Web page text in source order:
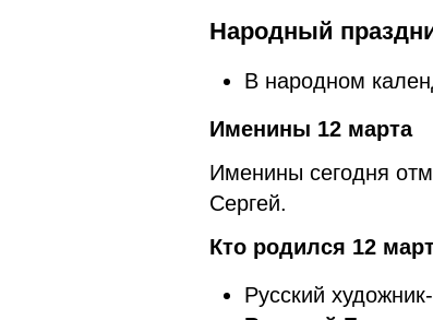
Народный
В народном
Именины 12 марта
Именины сегодня
Сергей.
Кто родился 12
Русский